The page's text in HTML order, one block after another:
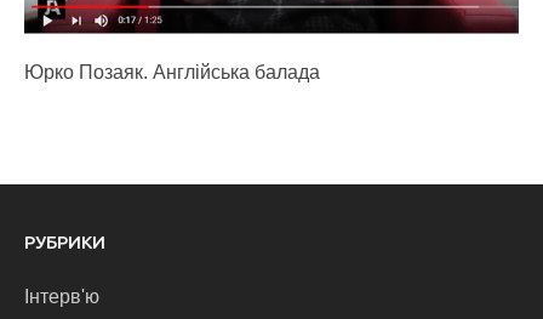
Юрко Позаяк. Англійська балада
РУБРИКИ
Інтерв'ю